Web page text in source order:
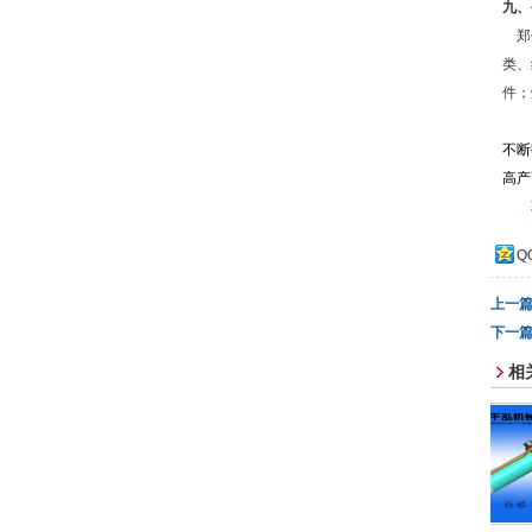
九、
郑
类
件
不
高
上一
下一
相